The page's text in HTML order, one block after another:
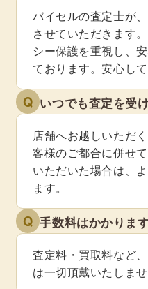
バイセルの査定士が
させていただきます
シー保護を重視し、
ております。安心し
Q いつでも査定を受
店舗へお越しいただ
客様のご都合に併せ
いただいた場合は、
ます。
Q 手数料はかかりま
査定料・買取料など
は一切頂戴いたしませ